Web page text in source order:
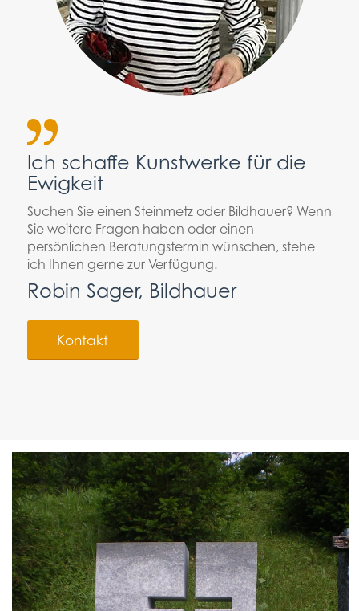
Ich schaffe Kunstwerke für die
Ewigkeit
Suchen Sie einen Steinmetz oder Bildhauer? Wenn
Sie weitere Fragen haben oder einen
persönlichen Beratungstermin wünschen, stehe
ich Ihnen gerne zur Verfügung.
Robin Sager, Bildhauer
Kontakt